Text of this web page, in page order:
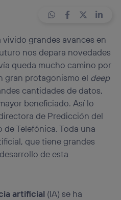
grandes avances en
nos depara novedades
queda mucho camino por
gran protagonismo el deep
cantidades de datos,
beneficiado. Así lo
de Predicción del
Telefónica. Toda una
que tiene grandes
de esta
artificial (IA) se ha